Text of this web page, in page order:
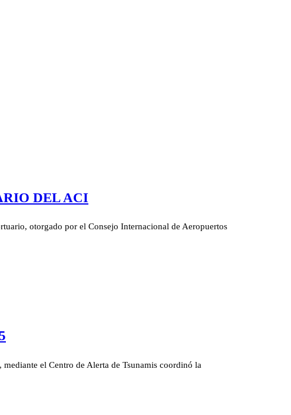
DEL ACI
otorgado por el Consejo Internacional de Aeropuertos
el Centro de Alerta de Tsunamis coordinó la